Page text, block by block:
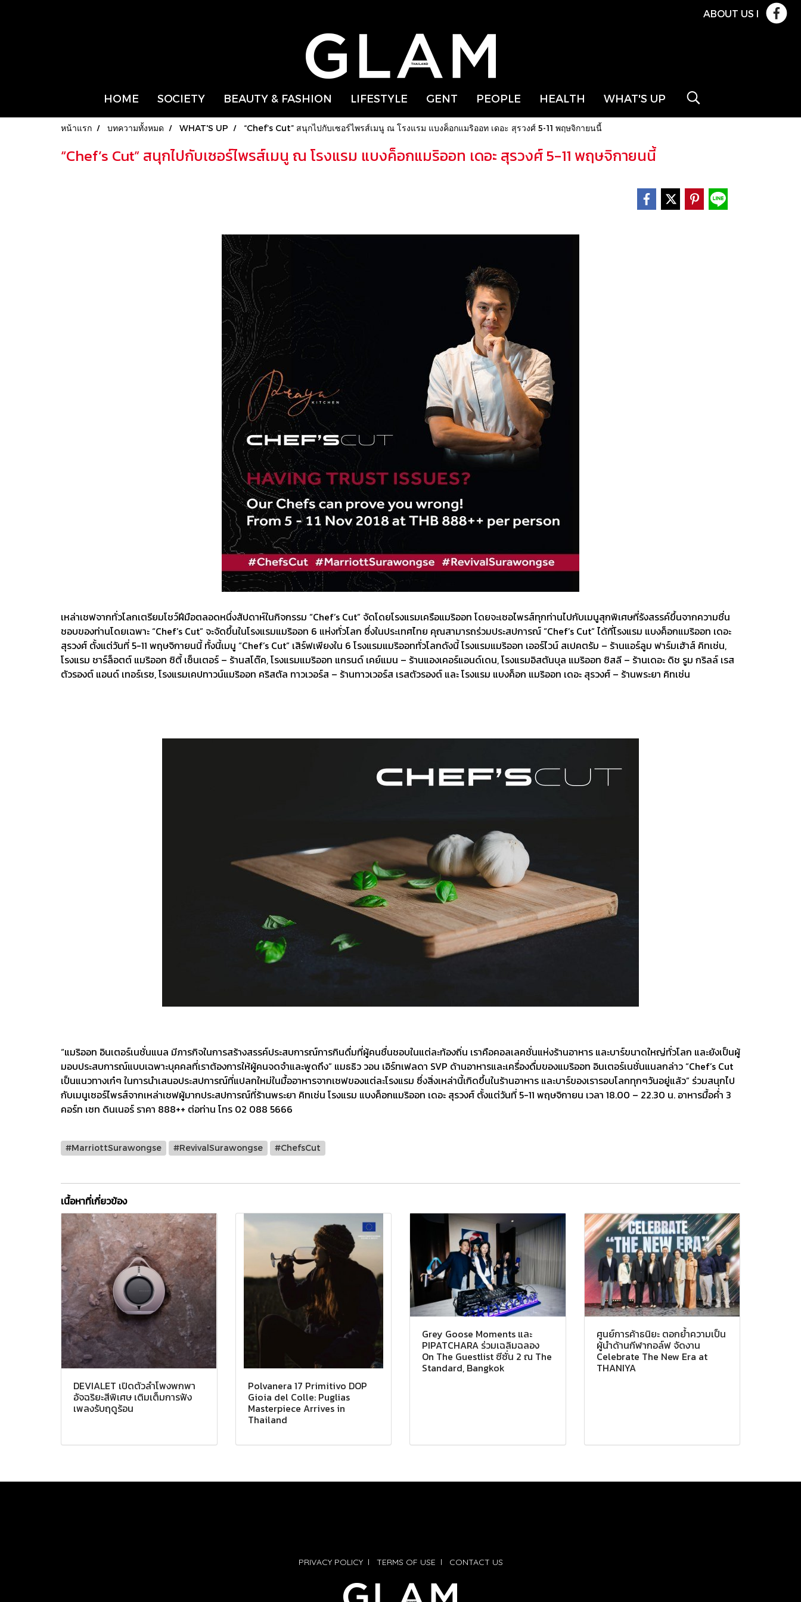
ABOUT US l
HOME SOCIETY BEAUTY & FASHION LIFESTYLE GENT PEOPLE HEALTH WHAT'S UP
หน้าแรก บทความทั้งหมด WHAT'S UP “Chef’s Cut” สนุกไปกับเซอร์ไพรส์เมนู ณ โรงแรม แบงค็อกแมริออท เดอะ สุรวงศ์ 5-11 พฤษจิกายนนี้
“Chef’s Cut” สนุกไปกับเซอร์ไพรส์เมนู ณ โรงแรม แบงค็อกแมริออท เดอะ สุรวงศ์ 5-11 พฤษจิกายนนี้
เหล่าเชฟจากทั่วโลกเตรียมโชว์ฝีมือตลอดหนึ่งสัปดาห์ในกิจกรรม “Chef’s Cut” จัดโดยโรงแรมเครือแมริออท โดยจะเซอไพรส์ทุกท่านไปกับเมนูสุกพิเศษที่รังสรรค์ขึ้นจากความชื่น
ชอบของท่านโดยเฉพาะ “Chef’s Cut” จะจัดขึ้นในโรงแรมแมริออท 6 แห่งทั่วโลก ซึ่งในประเทศไทย คุณสามารถร่วมประสปการณ์ “Chef’s Cut” ได้ที่โรงแรม แบงค็อกแมริออท เดอะ
สุรวงศ์ ตั้งแต่วันที่ 5-11 พฤษจิกายนนี้ ทั้งนี้เมนู “Chef’s Cut” เสิร์ฟเพียงใน 6 โรงแรมแมริออททั่วโลกดังนี้ โรงแรมแมริออท เออร์ไวน์ สเปคตรัม – ร้านแอร์ลูม ฟาร์มเฮ้าส์ คิทเช่น,
โรงแรม ชาร์ล็อตต์ แมริออท ซิตี้ เซ็นเตอร์ – ร้านสโต๊ค, โรงแรมแมริออท แกรนด์ เคย์แมน – ร้านแองเคอร์แอนด์เดน, โรงแรมอิสตันบุล แมริออท ซิสลี – ร้านเดอะ ดิช รูม กริลล์ เรส
ตัวรองต์ แอนด์ เทอร์เรซ, โรงแรมเคปทาวน์แมริออท คริสตัล ทาวเวอร์ส – ร้านทาวเวอร์ส เรสตัวรองต์ และ โรงแรม แบงค็อก แมริออท เดอะ สุรวงศ์ – ร้านพระยา คิทเช่น
“แมริออท อินเตอร์เนชั่นแนล มีภารกิจในการสร้างสรรค์ประสบการณ์การกินดื่มที่ผู้คนชื่นชอบในแต่ละท้องถิ่น เราคือคอลเลคชั่นแห่งร้านอาหาร และบาร์ขนาดใหญ่ทั่วโลก และยังเป็นผู้
มอบประสบการณ์แบบเฉพาะบุคคลที่เราต้องการให้ผู้คนจดจำและพูดถึง” แมธธิว วอน เอิร์ทเฟลดา SVP ด้านอาหารและเครื่องดื่มของแมริออท อินเตอร์เนชั่นแนลกล่าว “Chef’s Cut
เป็นแนวทางเก๋ๆ ในการนำเสนอประสปการณ์ที่แปลกใหม่ในมื้ออาหารจากเชฟของแต่ละโรงแรม ซึ่งสิ่งเหล่านี้เกิดขึ้นในร้านอาหาร และบาร์ของเรารอบโลกทุกๆวันอยู่แล้ว” ร่วมสนุกไป
กับเมนูเซอร์ไพรส์จากเหล่าเชฟผู้มากประสปการณ์ที่ร้านพระยา คิทเช่น โรงแรม แบงค็อกแมริออท เดอะ สุรวงศ์ ตั้งแต่วันที่ 5-11 พฤษจิกายน เวลา 18.00 – 22.30 น. อาหารมื้อค่ำ 3
คอร์ท เซท ดินเนอร์ ราคา 888++ ต่อท่าน โทร 02 088 5666
#MarriottSurawongse #RevivalSurawongse #ChefsCut
เนื้อหาที่เกี่ยวข้อง
DEVIALET เปิดตัวลำโพงพกพา
อัจฉริยะสีพิเศษ เติมเต็มการฟัง
เพลงรับฤดูร้อน
Polvanera 17 Primitivo DOP
Gioia del Colle: Puglias
Masterpiece Arrives in
Thailand
Grey Goose Moments และ
PIPATCHARA ร่วมเฉลิมฉลอง
On The Guestlist ซีซั่น 2 ณ The
Standard, Bangkok
ศูนย์การค้าธนิยะ ตอกย้ำความเป็น
ผู้นำด้านกีฬากอล์ฟ จัดงาน
Celebrate The New Era at
THANIYA
PRIVACY POLICYl TERMS OF USE l CONTACT US